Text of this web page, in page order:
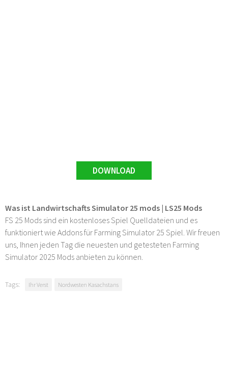
DOWNLOAD
Was ist Landwirtschafts Simulator 25 mods | LS25 Mods
FS 25 Mods sind ein kostenloses Spiel Quelldateien und es
funktioniert wie Addons für Farming Simulator 25 Spiel. Wir freuen
uns, Ihnen jeden Tag die neuesten und getesteten Farming
Simulator 2025 Mods anbieten zu können.
Tags: Ihr Verst Nordwesten Kasachstans